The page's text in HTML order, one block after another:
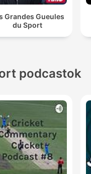
Grandes Gueules
du Sport
podcastok